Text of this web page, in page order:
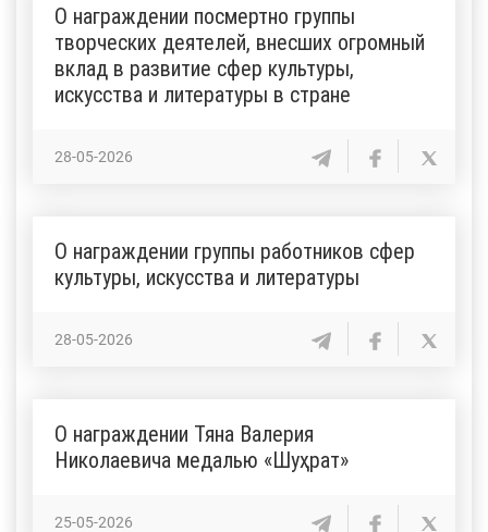
О награждении посмертно группы
творческих деятелей, внесших огромный
вклад в развитие сфер культуры,
искусства и литературы в стране
28-05-2026
О награждении группы работников сфер
культуры, искусства и литературы
28-05-2026
О награждении Тяна Валерия
Николаевича медалью «Шуҳрат»
25-05-2026